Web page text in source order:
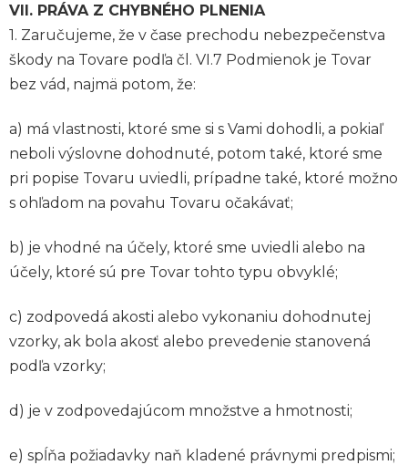
VII. PRÁVA Z CHYBNÉHO PLNENIA
1. Zaručujeme, že v čase prechodu nebezpečenstva
škody na Tovare podľa čl. VI.7 Podmienok je Tovar
bez vád, najmä potom, že:
a) má vlastnosti, ktoré sme si s Vami dohodli, a pokiaľ
neboli výslovne dohodnuté, potom také, ktoré sme
pri popise Tovaru uviedli, prípadne také, ktoré možno
s ohľadom na povahu Tovaru očakávať;
b) je vhodné na účely, ktoré sme uviedli alebo na
účely, ktoré sú pre Tovar tohto typu obvyklé;
c) zodpovedá akosti alebo vykonaniu dohodnutej
vzorky, ak bola akosť alebo prevedenie stanovená
podľa vzorky;
d) je v zodpovedajúcom množstve a hmotnosti;
e) spĺňa požiadavky naň kladené právnymi predpismi;